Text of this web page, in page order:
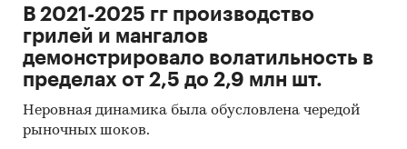
тенденция постоянного повышения спроса на
event-услуги и BTL мероприятия и увеличения
количества участников рынка. Исключением
стал 2020 г., основными сдерживающими
локдаунов, QR-кодов, ограничения на
проведение массовых мероприятий,
В 2021-2025 гг производство
грилей и мангалов
демонстрировало волатильность в
пределах от 2,5 до 2,9 млн шт.
Неровная динамика была обусловлена чередой
рыночных шоков.